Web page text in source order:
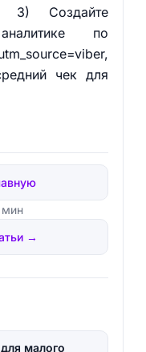
3) Создайте
по
чек для
→
малого